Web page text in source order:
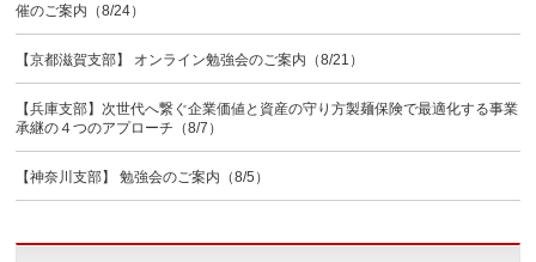
催のご案内（8/24）
【京都滋賀支部】 オンライン勉強会のご案内（8/21）
【兵庫支部】次世代へ繋ぐ企業価値と資産の守り方製麺保険で最適化する事業
承継の４つのアプローチ（8/7）
【神奈川支部】 勉強会のご案内（8/5）